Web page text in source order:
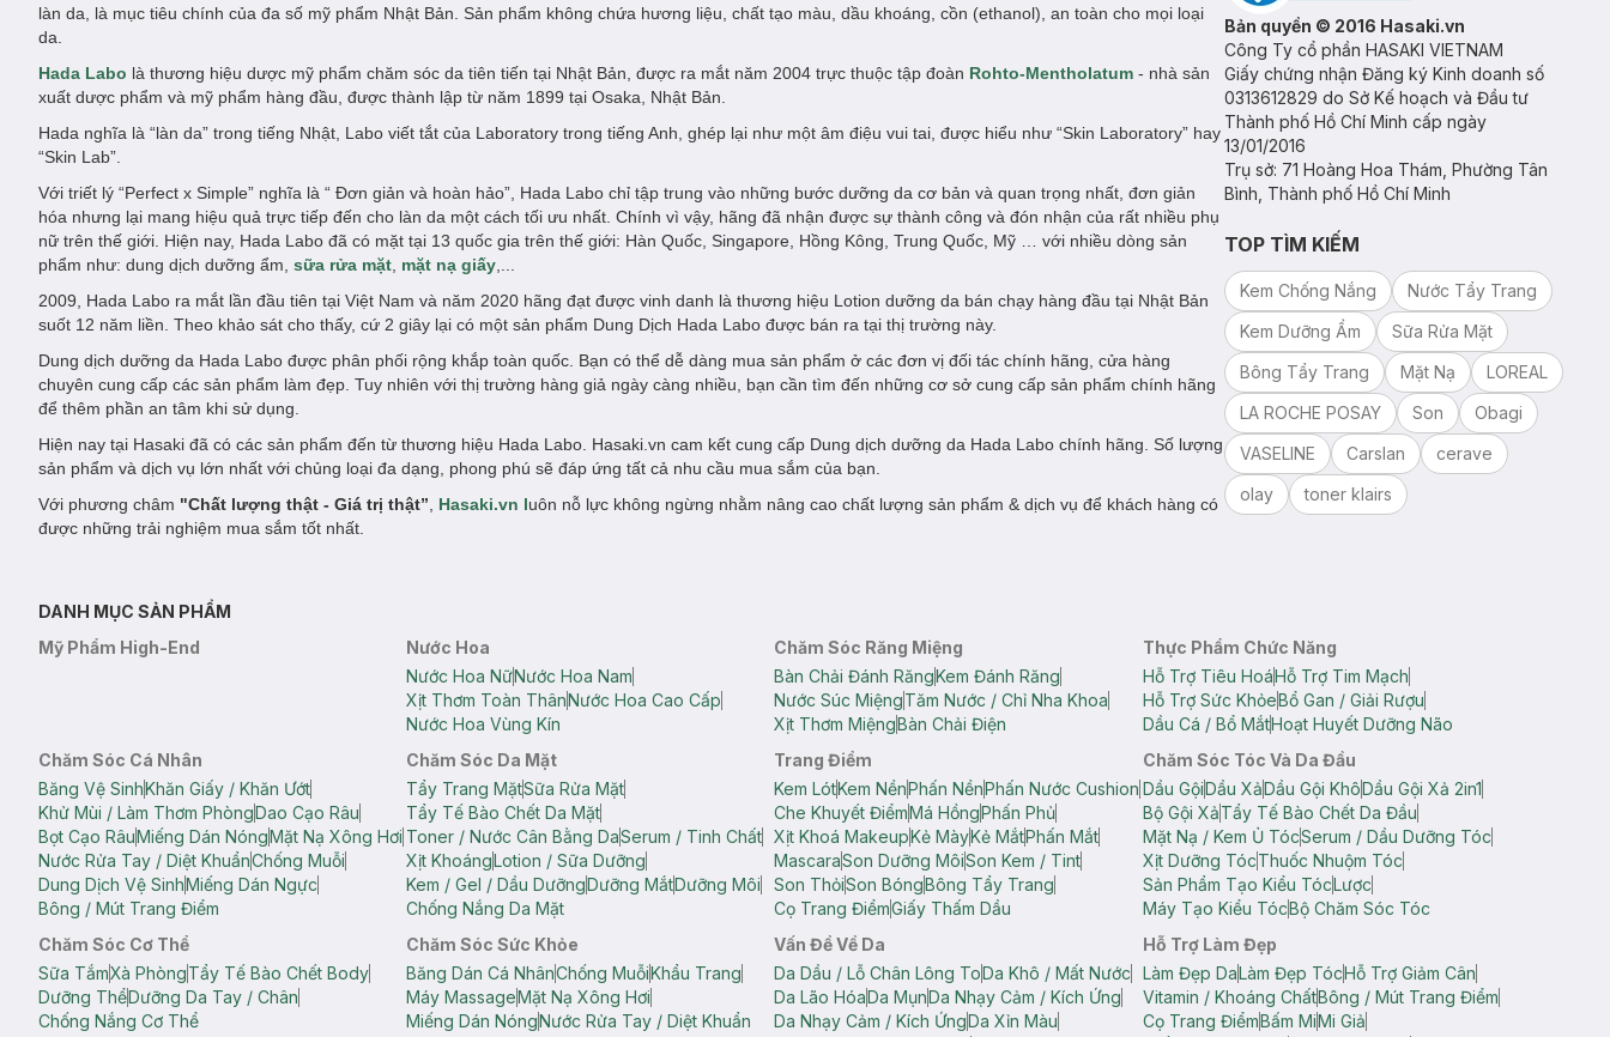
làn da, là mục tiêu chính của đa số mỹ phẩm Nhật Bản. Sản phẩm không chứa hương liệu, chất tạo màu, dầu khoáng, cồn (ethanol), an toàn cho mọi loại
da.
Hada Labo là thương hiệu dược mỹ phẩm chăm sóc da tiên tiến tại Nhật Bản, được ra mắt năm 2004 trực thuộc tập đoàn Rohto-Mentholatum - nhà sản
xuất dược phẩm và mỹ phẩm hàng đầu, được thành lập từ năm 1899 tại Osaka, Nhật Bản.
Hada nghĩa là “làn da” trong tiếng Nhật, Labo viết tắt của Laboratory trong tiếng Anh, ghép lại như một âm điệu vui tai, được hiểu như “Skin Laboratory” hay
“Skin Lab”.
Với triết lý “Perfect x Simple” nghĩa là “ Đơn giản và hoàn hảo”, Hada Labo chỉ tập trung vào những bước dưỡng da cơ bản và quan trọng nhất, đơn giản
hóa nhưng lại mang hiệu quả trực tiếp đến cho làn da một cách tối ưu nhất. Chính vì vậy, hãng đã nhận được sự thành công và đón nhận của rất nhiều phụ
nữ trên thế giới. Hiện nay, Hada Labo đã có mặt tại 13 quốc gia trên thế giới: Hàn Quốc, Singapore, Hồng Kông, Trung Quốc, Mỹ … với nhiều dòng sản
phẩm như: dung dịch dưỡng ẩm, sữa rửa mặt mặt nạ giấy
2009, Hada Labo ra mắt lần đầu tiên tại Việt Nam và năm 2020 hãng đạt được vinh danh là thương hiệu Lotion dưỡng da bán chạy hàng đầu tại Nhật Bản
suốt 12 năm liền. Theo khảo sát cho thấy, cứ 2 giây lại có một sản phẩm Dung Dịch Hada Labo được bán ra tại thị trường này.
Dung dịch dưỡng da Hada Labo được phân phối rộng khắp toàn quốc. Bạn có thể dễ dàng mua sản phẩm ở các đơn vị đối tác chính hãng, cửa hàng
chuyên cung cấp các sản phẩm làm đẹp. Tuy nhiên với thị trường hàng giả ngày càng nhiều, bạn cần tìm đến những cơ sở cung cấp sản phẩm chính hãng
để thêm phần an tâm khi sử dụng.
Hiện nay tại Hasaki đã có các sản phẩm đến từ thương hiệu Hada Labo. Hasaki.vn cam kết cung cấp Dung dịch dưỡng da Hada Labo chính hãng. Số lượng
sản phẩm và dịch vụ lớn nhất với chủng loại đa dạng, phong phú sẽ đáp ứng tất cả nhu cầu mua sắm của bạn.
Với phương châm "Chất lượng thật - Giá trị thật” Hasaki.vn luôn nỗ lực không ngừng nhằm nâng cao chất lượng sản phẩm & dịch vụ để khách hàng có
được những trải nghiệm mua sắm tốt nhất.
Bản quyền © 2016 Hasaki.vn
Công Ty cổ phần HASAKI VIETNAM
Giấy chứng nhận Đăng ký Kinh doanh số
0313612829 do Sở Kế hoạch và Đầu tư
Thành phố Hồ Chí Minh cấp ngày
13/01/2016
Trụ sở: 71 Hoàng Hoa Thám, Phường Tân
Bình, Thành phố Hồ Chí Minh
TOP TÌM KIẾM
Kem Chống Nắng
Nước Tẩy Trang
Kem Dưỡng Ẩm
Sữa Rửa Mặt
Bông Tẩy Trang
Mặt Nạ
LOREAL
LA ROCHE POSAY
Son
Obagi
VASELINE
Carslan
cerave
olay
toner klairs
DANH MỤC SẢN PHẨM
Mỹ Phẩm High-End
Nước Hoa
Nước Hoa NữNước Hoa Nam
Xịt Thơm Toàn ThânNước Hoa Cao Cấp
Nước Hoa Vùng Kín
Chăm Sóc Răng Miệng
Bàn Chải Đánh RăngKem Đánh Răng
Nước Súc MiệngTăm Nước / Chỉ Nha Khoa
Xịt Thơm MiệngBàn Chải Điện
Thực Phẩm Chức Năng
Hỗ Trợ Tiêu HoáHỗ Trợ Tim Mạch
Hỗ Trợ Sức KhỏeBổ Gan / Giải Rượu
Dầu Cá / Bổ MắtHoạt Huyết Dưỡng Não
Chăm Sóc Cá Nhân
Băng Vệ SinhKhăn Giấy / Khăn Ướt
Khử Mùi / Làm Thơm PhòngDao Cạo Râu
Bọt Cạo RâuMiếng Dán NóngMặt Nạ Xông Hơi
Nước Rửa Tay / Diệt KhuẩnChống Muỗi
Dung Dịch Vệ SinhMiếng Dán Ngực
Bông / Mút Trang Điểm
Chăm Sóc Da Mặt
Tẩy Trang MặtSữa Rửa Mặt
Tẩy Tế Bào Chết Da Mặt
Toner / Nước Cân Bằng DaSerum / Tinh Chất
Xịt KhoángLotion / Sữa Dưỡng
Kem / Gel / Dầu DưỡngDưỡng MắtDưỡng Môi
Chống Nắng Da Mặt
Trang Điểm
Kem LótKem NềnPhấn NềnPhấn Nước Cushion
Che Khuyết ĐiểmMá HồngPhấn Phủ
Xịt Khoá MakeupKẻ MàyKẻ MắtPhấn Mắt
MascaraSon Dưỡng MôiSon Kem / Tint
Son ThỏiSon BóngBông Tẩy Trang
Cọ Trang ĐiểmGiấy Thấm Dầu
Chăm Sóc Tóc Và Da Đầu
Dầu GộiDầu XảDầu Gội KhôDầu Gội Xả 2in1
Bộ Gội XảTẩy Tế Bào Chết Da Đầu
Mặt Nạ / Kem Ủ TócSerum / Dầu Dưỡng Tóc
Xịt Dưỡng TócThuốc Nhuộm Tóc
Sản Phẩm Tạo Kiểu TócLược
Máy Tạo Kiểu TócBộ Chăm Sóc Tóc
Chăm Sóc Cơ Thể
Sữa TắmXà PhòngTẩy Tế Bào Chết Body
Dưỡng ThểDưỡng Da Tay / Chân
Chống Nắng Cơ Thể
Chăm Sóc Sức Khỏe
Băng Dán Cá NhânChống MuỗiKhẩu Trang
Máy MassageMặt Nạ Xông Hơi
Miếng Dán NóngNước Rửa Tay / Diệt Khuẩn
Vấn Đề Về Da
Da Dầu / Lỗ Chân Lông ToDa Khô / Mất Nước
Da Lão HóaDa MụnDa Nhạy Cảm / Kích Ứng
Da Nhạy Cảm / Kích ỨngDa Xỉn Màu
Hỗ Trợ Làm Đẹp
Làm Đẹp DaLàm Đẹp TócHỗ Trợ Giảm Cân
Vitamin / Khoáng ChấtBông / Mút Trang Điểm
Cọ Trang ĐiểmBấm MiMi Giả